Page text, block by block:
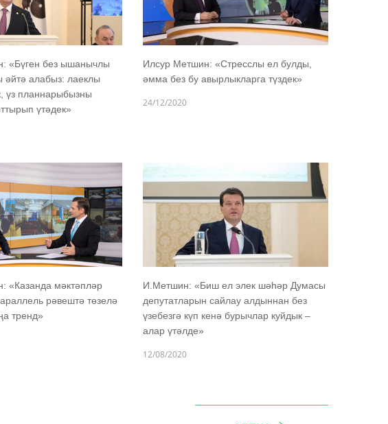
«Бүген без ышанычлы
әйтә алабыз: лаеклы
үз планнарыбызны
үтәдек»
Илсур Метшин: «Стресслы ел булды,
әмма без бу авырлыкларга түздек»
24/12/2020
«Казанда мәктәпләр
рәвештә төзелә
тренд»
И.Метшин: «Биш ел элек шәһәр Думасы
депутатларын сайлау алдыннан без
үзебезгә күп кенә бурычлар куйдык –
алар үтәлде»
12/08/2020